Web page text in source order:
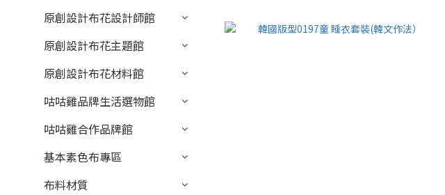
原創設計布花設計師館
原創設計布花主題館
原創設計布花材料館
咕咕雞品牌生活選物館
咕咕雞合作品牌館
基本素色布專區
布料材質